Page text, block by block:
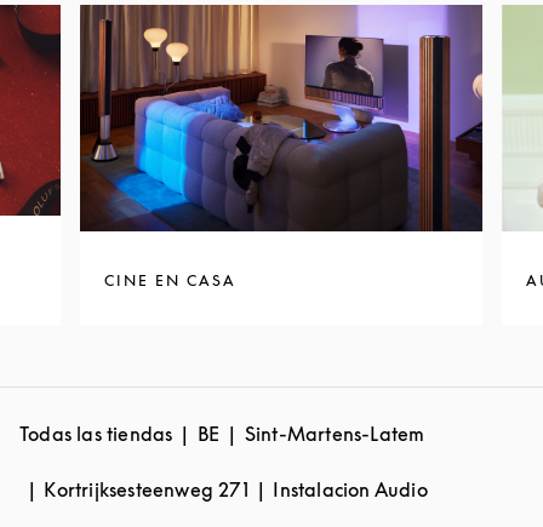
CINE EN CASA
Todas las tiendas BE Sint-Martens-Latem
Kortrijksesteenweg 271 Instalacion Audio